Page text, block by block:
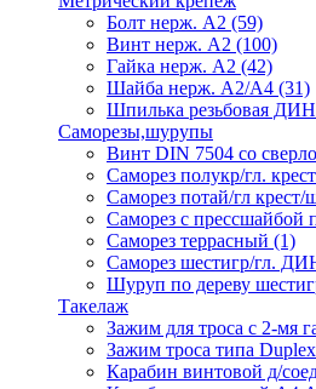
Болт нерж. А2 (59)
Винт нерж. А2 (100)
Гайка нерж. А2 (42)
Шайба нерж. А2/А4 (31)
Шпилька резьбовая
Саморезы,шурупы
Винт DIN 7504 со
Саморез полукр/гл.
Саморез потай/гл
Саморез с прессшайбой
Саморез террасный (1)
Саморез шестигр/гл.
Шуруп по дереву
Такелаж
Зажим для троса с 2-мя
Зажим троса типа
Карабин винтовой д/